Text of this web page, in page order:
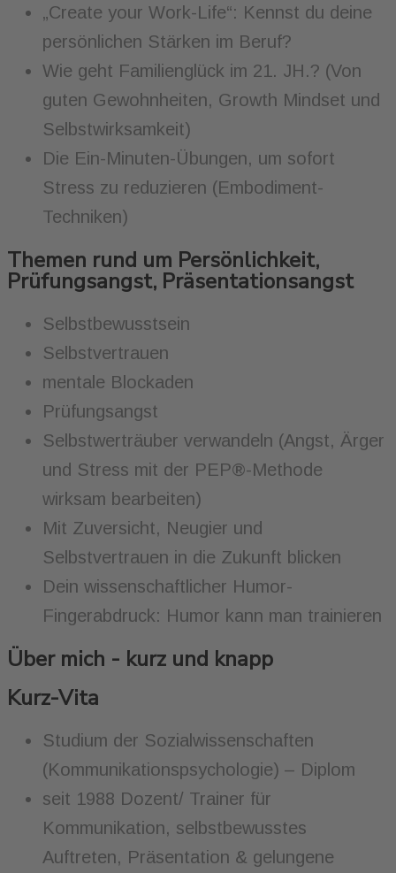
„Create your Work-Life“: Kennst du deine
persönlichen Stärken im Beruf?
Wie geht Familienglück im 21. JH.? (Von
guten Gewohnheiten, Growth Mindset und
Selbstwirksamkeit)
Die Ein-Minuten-Übungen, um sofort
Stress zu reduzieren (Embodiment-
Techniken)
Themen rund um Persönlichkeit,
Prüfungsangst, Präsentationsangst
Selbstbewusstsein
Selbstvertrauen
mentale Blockaden
Prüfungsangst
Selbstwerträuber verwandeln (Angst, Ärger
und Stress mit der PEP®-Methode
wirksam bearbeiten)
Mit Zuversicht, Neugier und
Selbstvertrauen in die Zukunft blicken
Dein wissenschaftlicher Humor-
Fingerabdruck: Humor kann man trainieren
Über mich - kurz und knapp
Kurz-Vita
Studium der Sozialwissenschaften
(Kommunikationspsychologie) – Diplom
seit 1988 Dozent/ Trainer für
Kommunikation, selbstbewusstes
Auftreten, Präsentation & gelungene